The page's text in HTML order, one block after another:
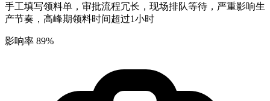
手工填写领料单，审批流程冗长，现场排队等待，严重影响生
产节奏，高峰期领料时间超过1小时
影响率 89%